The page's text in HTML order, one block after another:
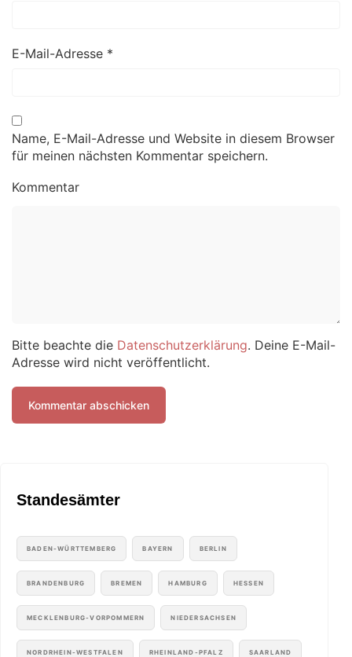
E-Mail-Adresse *
Name, E-Mail-Adresse und Website in diesem Browser
für meinen nächsten Kommentar speichern.
Kommentar
Bitte beachte die Datenschutzerklärung. Deine E-Mail-
Adresse wird nicht veröffentlicht.
Standesämter
BADEN-WÜRTTEMBERG BAYERN BERLIN
BRANDENBURG BREMEN HAMBURG HESSEN
MECKLENBURG-VORPOMMERN NIEDERSACHSEN
NORDRHEIN-WESTFALEN RHEINLAND-PFALZ SAARLAND